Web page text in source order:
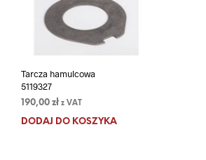
Tarcza hamulcowa
5119327
190,00 zł z VAT
DODAJ DO KOSZYKA